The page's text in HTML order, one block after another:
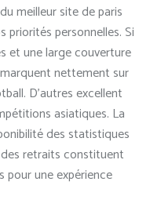
meilleur site de paris
personnelles. Si
et une large couverture
nettement sur
D’autres excellent
asiatiques. La
des statistiques
retraits constituent
une expérience